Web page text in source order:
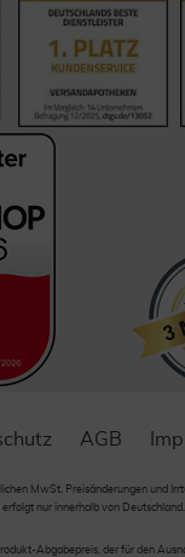
AGB
MwSt. Preisänderungen und
erfolgt nur innerhalb von Deutschland.
Abgabepreis, der für den